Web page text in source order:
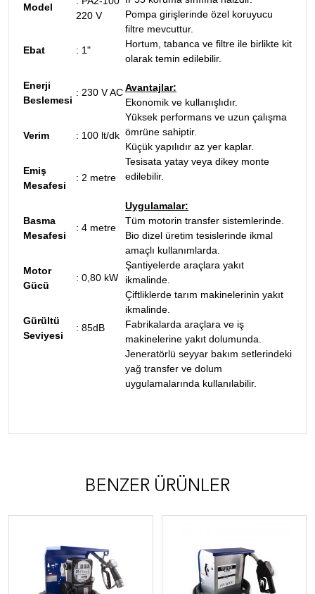
Model
220 V
Ebat : 1"
Enerji
Beslemesi
: 230 V AC
Verim : 100 lt/dk
Emiş
Mesafesi
: 2 metre
Basma
Mesafesi
: 4 metre
Motor
Gücü
: 0,80 kW
Gürültü
Seviyesi
: 85dB
Pompa girişlerinde özel koruyucu
filtre mevcuttur.
Hortum, tabanca ve filtre ile birlikte kit
olarak temin edilebilir.
Avantajlar:
Ekonomik ve kullanışlıdır.
Yüksek performans ve uzun çalışma
ömrüne sahiptir.
Küçük yapılıdır az yer kaplar.
Tesisata yatay veya dikey monte
edilebilir.
Uygulamalar:
Tüm motorin transfer sistemlerinde.
Bio dizel üretim tesislerinde ikmal
amaçlı kullanımlarda.
Şantiyelerde araçlara yakıt
ikmalinde.
Çiftliklerde tarım makinelerinin yakıt
ikmalinde.
Fabrikalarda araçlara ve iş
makinelerine yakıt dolumunda.
Jeneratörlü seyyar bakım setlerindeki
yağ transfer ve dolum
uygulamalarında kullanılabilir.
BENZER ÜRÜNLER